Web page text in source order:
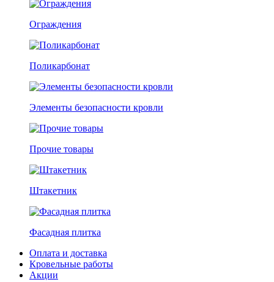
Ограждения
Поликарбонат
Элементы безопасности кровли
Прочие товары
Штакетник
Фасадная плитка
Оплата и доставка
Кровельные работы
Акции